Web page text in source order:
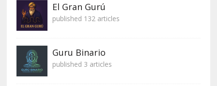
El Gran Gurú
published 132 articles
Guru Binario
published 3 articles